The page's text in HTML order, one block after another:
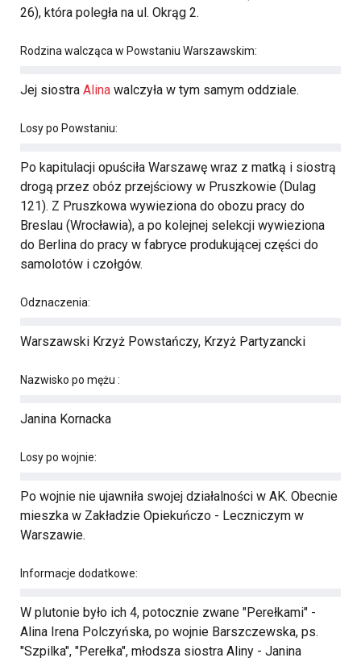
26), która poległa na ul. Okrąg 2.
Rodzina walcząca w Powstaniu Warszawskim:
Jej siostra Alina walczyła w tym samym oddziale.
Losy po Powstaniu:
Po kapitulacji opuściła Warszawę wraz z matką i siostrą
drogą przez obóz przejściowy w Pruszkowie (Dulag
121). Z Pruszkowa wywieziona do obozu pracy do
Breslau (Wrocławia), a po kolejnej selekcji wywieziona
do Berlina do pracy w fabryce produkującej części do
samolotów i czołgów.
Odznaczenia:
Warszawski Krzyż Powstańczy, Krzyż Partyzancki
Nazwisko po mężu :
Janina Kornacka
Losy po wojnie:
Po wojnie nie ujawniła swojej działalności w AK. Obecnie
mieszka w Zakładzie Opiekuńczo - Leczniczym w
Warszawie.
Informacje dodatkowe:
W plutonie było ich 4, potocznie zwane "Perełkami" -
Alina Irena Polczyńska, po wojnie Barszczewska, ps.
"Szpilka", "Perełka", młodsza siostra Aliny - Janina